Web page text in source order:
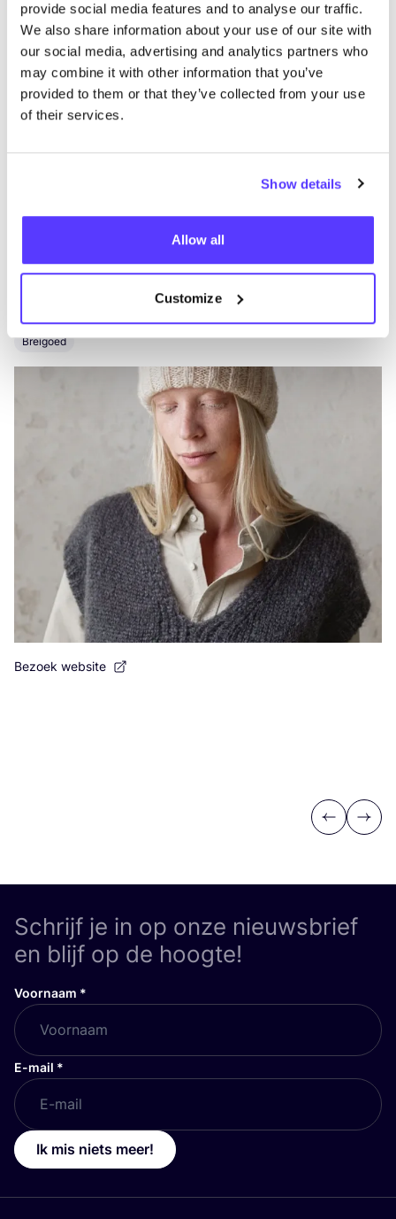
provide social media features and to analyse our traffic.
We also share information about your use of our site with
our social media, advertising and analytics partners who
may combine it with other information that you’ve
provided to them or that they’ve collected from your use
of their services.
Show details
Allow all
Customize
List Map
Meer merken
A
Breigoed
Bezoek website
Previous
Next
Schrijf je in op onze nieuwsbrief
en blijf op de hoogte!
Voornaam *
E-mail *
Ik mis niets meer!